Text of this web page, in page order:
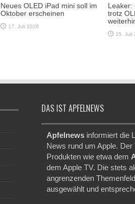
Neues OLED iPad mini soll im
Oktober erscheinen
17. Juli 2026
Leaker:
trotz
15. Juli
DAS IST APFELNEWS
Apfelnews informiert die
News rund um Apple.
Produkten wie etwa dem
dem Apple TV. Die stets
angrenzenden
ausgewählt und